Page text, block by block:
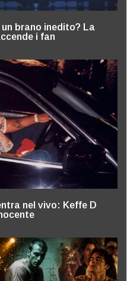
brano inedito? La
i fan
nel vivo: Keffe D